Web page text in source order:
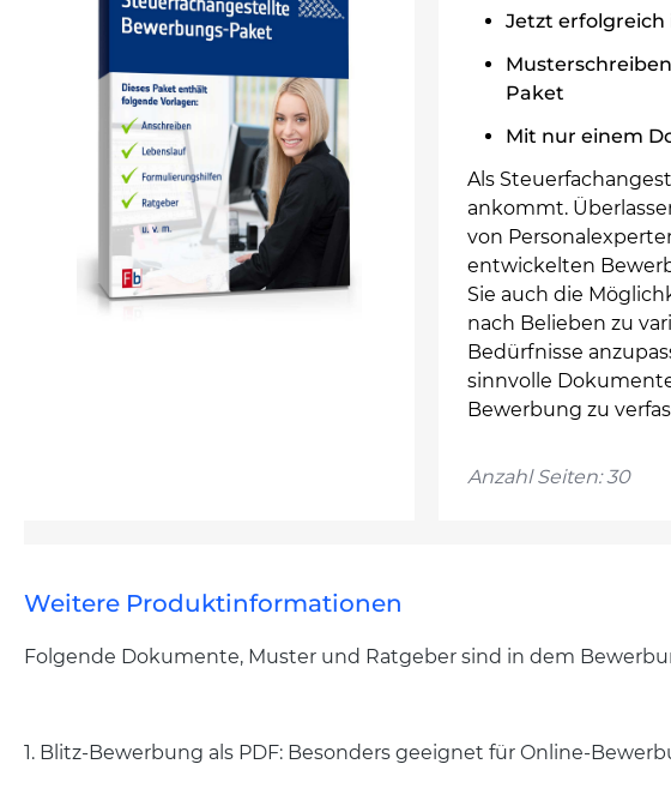
Jetzt
Paket
Mit nur einem
Als
ankommt.
von
entwickelten
Sie auch die
nach Belieben zu
Bedürfnisse
sinnvolle
Bewerbung zu
Anzahl Seiten: 30
Weitere Produktinformationen
Folgende Dokumente, Muster und Ratgeber sind in dem
1. Blitz-Bewerbung als PDF: Besonders geeignet für Online-